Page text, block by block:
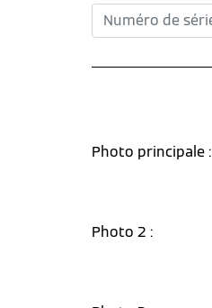
Photo principale :
Photo 2 :